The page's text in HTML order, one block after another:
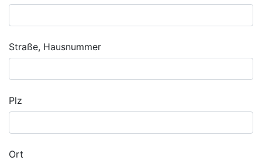
Straße, Hausnummer
Plz
Ort